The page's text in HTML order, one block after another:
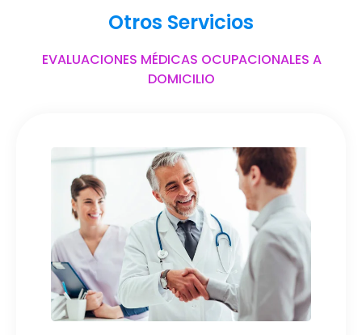
Otros Servicios
EVALUACIONES MÉDICAS OCUPACIONALES A
DOMICILIO